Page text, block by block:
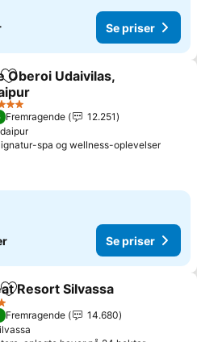
Se priser
Føj til favoritter
Oberoi Udaivilas,
Fremragende
12.251
spa og wellness-oplevelser
Se priser
Føj til favoritter
Resort Silvassa
Fremragende
14.680